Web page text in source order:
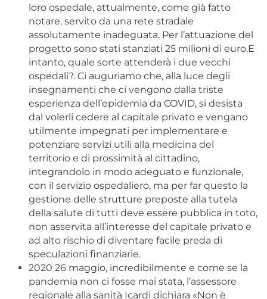
loro ospedale, attualmente, come già fatto
notare, servito da una rete stradale
assolutamente inadeguata. Per l’attuazione del
progetto sono stati stanziati 25 milioni di euro.E
intanto, quale sorte attenderà i due vecchi
ospedali?. Ci auguriamo che, alla luce degli
insegnamenti che ci vengono dalla triste
esperienza dell’epidemia da COVID, si desista
dal volerli cedere al capitale privato e vengano
utilmente impegnati per implementare e
potenziare servizi utili alla medicina del
territorio e di prossimità al cittadino,
integrandolo in modo adeguato e funzionale,
con il servizio ospedaliero, ma per far questo la
gestione delle strutture preposte alla tutela
della salute di tutti deve essere pubblica in toto,
non asservita all’interesse del capitale privato e
ad alto rischio di diventare facile preda di
speculazioni finanziarie.
2020 26 maggio, incredibilmente e come se la
pandemia non ci fosse mai stata, l’assessore
regionale alla sanità Icardi dichiara «Non è